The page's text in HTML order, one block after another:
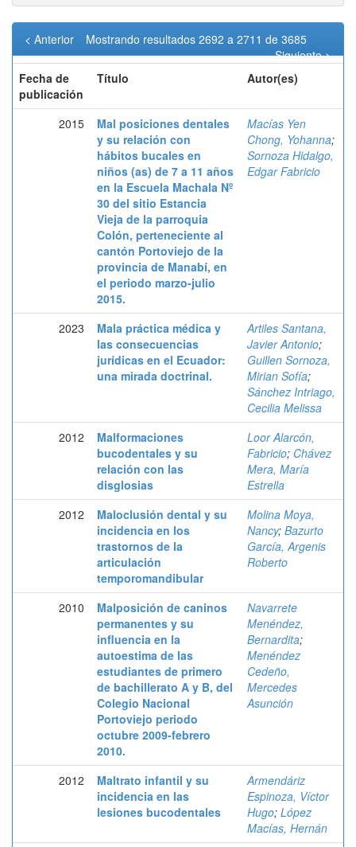
Mostrando resultados 2692 a 2711 de 3685
< Anterior
Siguiente >
Fecha de
publicación
Título Autor(es)
2015
Mal posiciones dentales
y su relación con
hábitos bucales en
niños (as) de 7 a 11 años
en la Escuela Machala Nº
30 del sitio Estancia
Vieja de la parroquia
Colón, perteneciente al
cantón Portoviejo de la
provincia de Manabí, en
el periodo marzo-julio
2015.
Macías Yen
Chong, Yohanna;
Sornoza Hidalgo,
Edgar Fabricio
2023
Mala práctica médica y
las consecuencias
jurídicas en el Ecuador:
una mirada doctrinal.
Artiles Santana,
Javier Antonio;
Guillen Sornoza,
Mirian Sofía;
Sánchez Intriago,
Cecilia Melissa
2012
Malformaciones
bucodentales y su
relación con las
disglosias
Loor Alarcón,
Fabricio; Chávez
Mera, María
Estrella
2012
Maloclusión dental y su
incidencia en los
trastornos de la
articulación
temporomandibular
Molina Moya,
Nancy; Bazurto
García, Argenis
Roberto
2010
Malposición de caninos
permanentes y su
influencia en la
autoestima de las
estudiantes de primero
de bachillerato A y B, del
Colegio Nacional
Portoviejo periodo
octubre 2009-febrero
2010.
Navarrete
Menéndez,
Bernardita;
Menéndez
Cedeño,
Mercedes
Asunción
2012
Maltrato infantil y su
incidencia en las
lesiones bucodentales
Armendáriz
Espinoza, Víctor
Hugo; López
Macías, Hernán